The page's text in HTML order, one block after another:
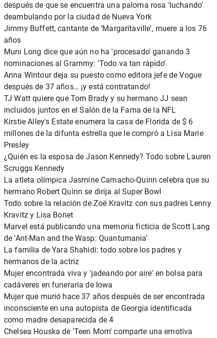
después de que se encuentra una paloma rosa 'luchando'
deambulando por la ciudad de Nueva York
Jimmy Buffett, cantante de 'Margaritaville', muere a los 76
años
Muni Long dice que aún no ha 'procesado' ganando 3
nominaciones al Grammy: 'Todo va tan rápido'
Anna Wintour deja su puesto como editora jefe de Vogue
después de 37 años… ¡y está contratando!
TJ Watt quiere que Tom Brady y su hermano JJ sean
incluidos juntos en el Salón de la Fama de la NFL
Kirstie Alley's Estate enumera la casa de Florida de $ 6
millones de la difunta estrella que le compró a Lisa Marie
Presley
¿Quién es la esposa de Jason Kennedy? Todo sobre Lauren
Scruggs Kennedy
La atleta olímpica Jasmine Camacho-Quinn celebra que su
hermano Robert Quinn se dirija al Super Bowl
Todo sobre la relación de Zoë Kravitz con sus padres Lenny
Kravitz y Lisa Bonet
Marvel está publicando una memoria ficticia de Scott Lang
de 'Ant-Man and the Wasp: Quantumania'
La familia de Yara Shahidi: todo sobre los padres y
hermanos de la actriz
Mujer encontrada viva y 'jadeando por aire' en bolsa para
cadáveres en funeraria de Iowa
Mujer que murió hace 37 años después de ser encontrada
inconsciente en una autopista de Georgia identificada
como madre desaparecida de 4
Chelsea Houska de 'Teen Mom' comparte una emotiva